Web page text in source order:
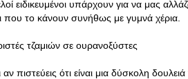
ειδικευμένοι υπάρχουν για να μας
που το κάνουν συνήθως με γυμνά χέρια.
τζαμιών σε ουρανοξύστες
πιστεύεις ότι είναι μια δύσκολη